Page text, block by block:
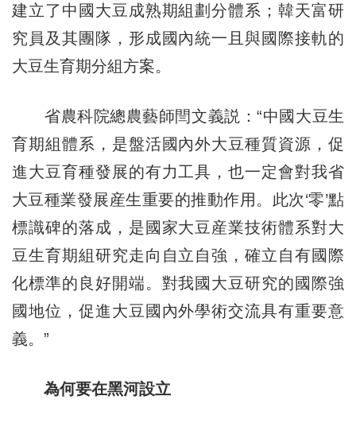
建立了中國大豆成熟期組劃分體系；韓天富研
究員及其團隊，形成國內統一且與國際接軌的
大豆生育期分組方案。
省農科院總農藝師閆文義説：“中國大豆生
育期組體系，是盤活國內外大豆種質資源，促
進大豆育種發展的有力工具，也一定會對我省
大豆種業發展産生重要的推動作用。此次‘零’點
標識碑的落成，是國家大豆産業技術體系對大
豆生育期組研究走向自立自強，確立自有國際
化標準的良好開端。對我國大豆研究的國際強
國地位，促進大豆國內外學術交流具有重要意
義。”
為何要在黑河設立